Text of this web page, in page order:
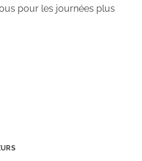
pour les journées plus